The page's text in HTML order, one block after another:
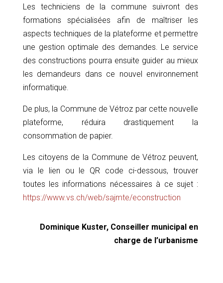
Les techniciens de la commune suivront des
formations spécialisées afin de maîtriser les
aspects techniques de la plateforme et permettre
une gestion optimale des demandes. Le service
des constructions pourra ensuite guider au mieux
les demandeurs dans ce nouvel environnement
informatique.
De plus, la Commune de Vétroz par cette nouvelle
plateforme, réduira drastiquement la
consommation de papier.
Les citoyens de la Commune de Vétroz peuvent,
via le lien ou le QR code ci-dessous, trouver
toutes les informations nécessaires à ce sujet :
https://www.vs.ch/web/sajmte/econstruction
Dominique Kuster, Conseiller municipal en
charge de l’urbanisme